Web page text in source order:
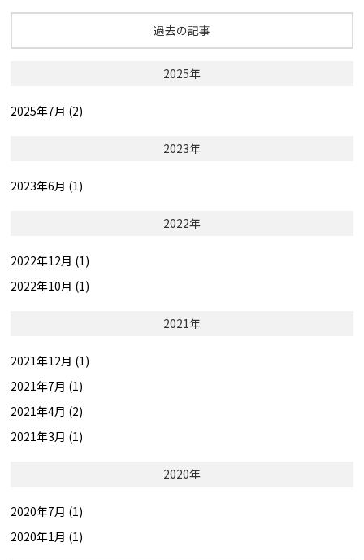
過去の記事
2025年
2025年7月 (2)
2023年
2023年6月 (1)
2022年
2022年12月 (1)
2022年10月 (1)
2021年
2021年12月 (1)
2021年7月 (1)
2021年4月 (2)
2021年3月 (1)
2020年
2020年7月 (1)
2020年1月 (1)